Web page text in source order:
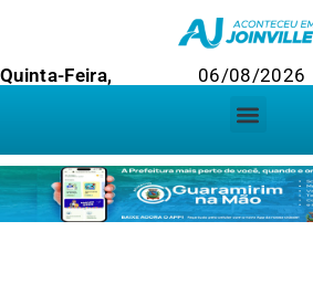
Quinta-Feira, 06/08/2026